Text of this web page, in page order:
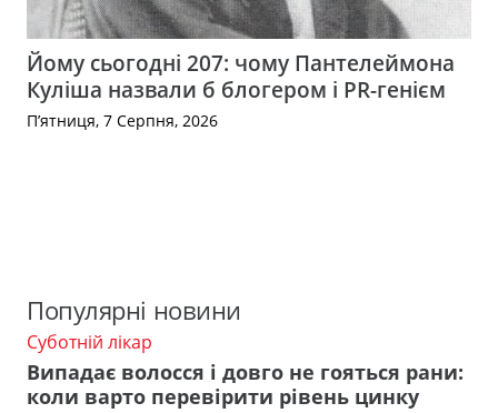
Йому сьогодні 207: чому Пантелеймона
Куліша назвали б блогером і PR-генієм
П’ятниця, 7 Серпня, 2026
Популярні новини
Суботній лікар
Випадає волосся і довго не гояться рани:
коли варто перевірити рівень цинку